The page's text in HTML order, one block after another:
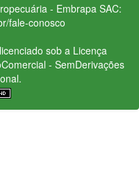
- Embrapa SAC:
fale-conosco
sob a Licença
- SemDerivações